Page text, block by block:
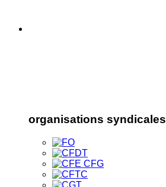
organisations syndicales